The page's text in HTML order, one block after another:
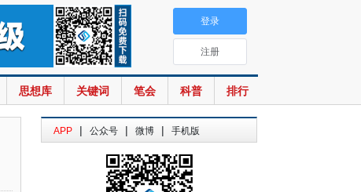
思想库 关键词 笔会 科普 排行
登录
注册
APP | 公众号 | 微博 | 手机版